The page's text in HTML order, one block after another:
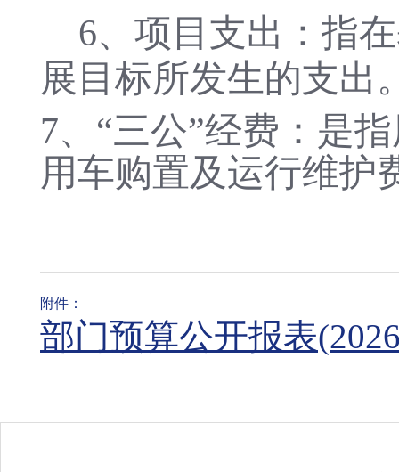
6、项目支出：指
展目标所发生的支出
7、 “三公”经费：是
用车购置及运行维护
附件：
部门预算公开报表